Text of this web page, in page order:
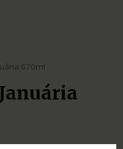
670ml